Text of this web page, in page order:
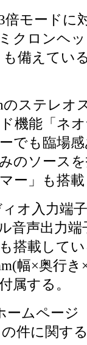
モードに
クロンヘ
も備えてい
ステレオ
機能「ネ
でも臨場
のソース
ー」も搭
オ入力端
音声出力
搭載して
幅×奥行
属する。
ームページ
件に関す